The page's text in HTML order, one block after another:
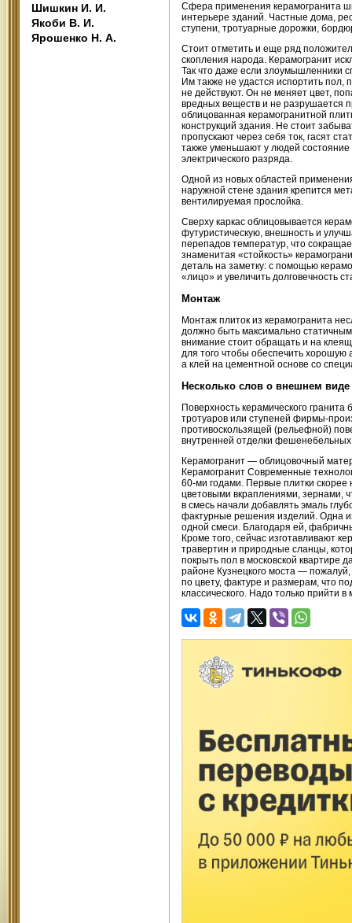
Шишкин И. И.
Якоби В. И.
Ярошенко Н. А.
Сфера применения керамогранита
интерьере зданий. Частные дома,
ступени, тротуарные дорожки,
Стоит отметить и еще ряд
скопления народа. Керамогранит
Так что даже если злоумышленники
Им также не удастся испортить пол,
не действуют. Он не меняет цвет,
вредных веществ и не разрушается
облицованная керамогранитной
конструкций здания. Не стоит
пропускают через себя ток, гасят
также уменьшают у людей
электрического разряда.
Одной из новых областей
наружной стене здания крепится
вентилируемая прослойка.
Сверху каркас облицовывается
футуристическую, внешность и
перепадов температур, что
знаменитая «стойкость»
деталь на заметку: с помощью
«лицо» и увеличить долговечность
Монтаж
Монтаж плиток из керамогранита
должно быть максимально
внимание стоит обращать и на
для того чтобы обеспечить
а клей на цементной основе со
Несколько слов о внешнем виде
Поверхность керамического
тротуаров или ступеней фирмы-
противоскользящей (рельефной)
внутренней отделки
Керамогранит — облицовочный
Керамогранит Современные
60-ми годами. Первые плитки
цветовыми вкраплениями, зернами,
в смесь начали добавлять эмаль
фактурные решения изделий. Одна
одной смеси. Благодаря ей,
Кроме того, сейчас изготавливают
травертин и природные сланцы,
покрыть пол в московской квартире
районе Кузнецкого моста —
по цвету, фактуре и размерам, что
классического. Надо только прийти